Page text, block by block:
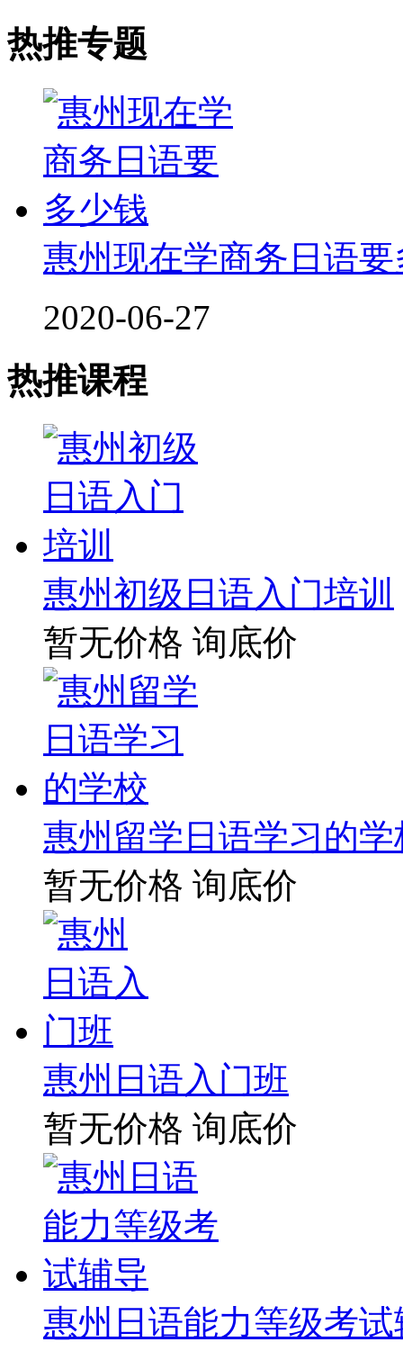
热推专题
惠州现在学商务日语
2020-06-27
热推课程
惠州初级日语入门培训
暂无价格 询底价
惠州留学日语学习的学
暂无价格 询底价
惠州日语入门班
暂无价格 询底价
惠州日语能力等级考试